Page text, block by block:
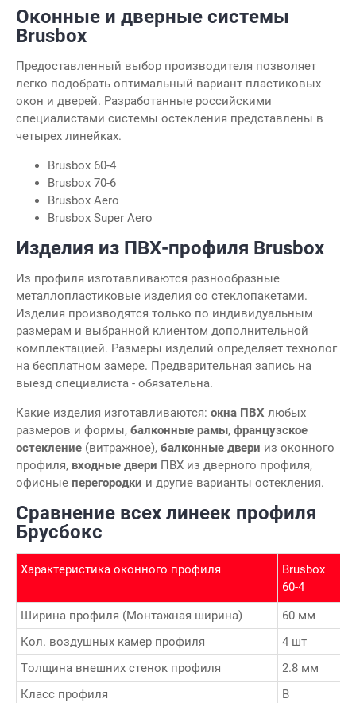
Оконные и дверные системы
Brusbox
Предоставленный выбор производителя позволяет
легко подобрать оптимальный вариант пластиковых
окон и дверей. Разработанные российскими
специалистами системы остекления представлены в
четырех линейках.
Brusbox 60-4
Brusbox 70-6
Brusbox Aero
Brusbox Super Aero
Изделия из ПВХ-профиля Brusbox
Из профиля изготавливаются разнообразные
металлопластиковые изделия со стеклопакетами.
Изделия производятся только по индивидуальным
размерам и выбранной клиентом дополнительной
комплектацией. Размеры изделий определяет технолог
на бесплатном замере. Предварительная запись на
выезд специалиста - обязательна.
Какие изделия изготавливаются: окна ПВХ любых
размеров и формы, балконные рамы, французское
остекление (витражное), балконные двери из оконного
профиля, входные двери ПВХ из дверного профиля,
офисные перегородки и другие варианты остекления.
Сравнение всех линеек профиля
Брусбокс
Характеристика оконного профиля
Brusbox
60-4
Ширина профиля (Монтажная ширина)
60 мм
Кол. воздушных камер профиля
4 шт
Толщина внешних стенок профиля
2.8 мм
Класс профиля
B